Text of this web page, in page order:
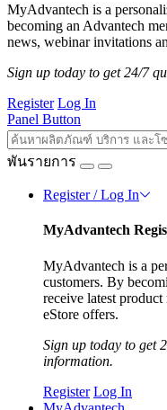
MyAdvantech is a
becoming an Advantech
news, webinar invitations
Sign up today to get 24/7
Register Log In
Panel Button
พันรายการ
Register / Log In
MyAdvantech
MyAdvantech is a
customers. By
receive latest
eStore offers.
Sign up today to get
information.
Register Log In